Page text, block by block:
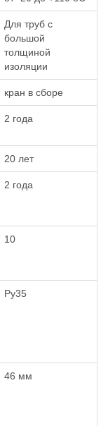
Для труб с
большой
толщиной
изоляции
кран в сборе
2 года
20 лет
2 года
10
Ру35
46 мм